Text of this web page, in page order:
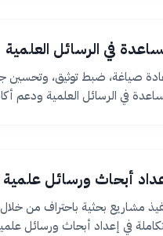
في الرسائل العلمية
صياغة، ضبط توثيق، وتحسين
في الرسائل العلمية ودعم
أبحاث ورسائل علمية
مشاريع بحثية باحتراف من
في إعداد أبحاث ورسائل